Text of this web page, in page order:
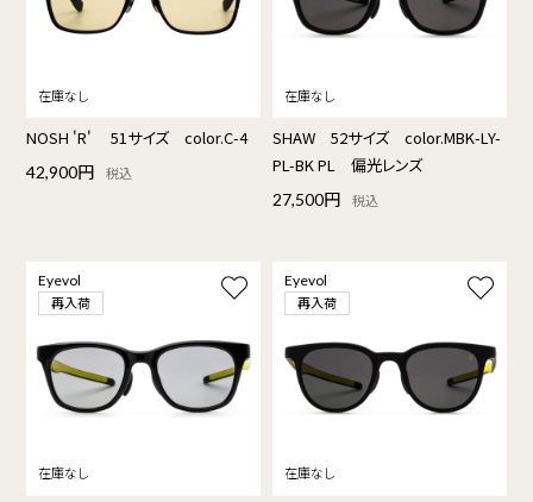
NOSH 'R' 51サイズ color.C-4
42,900円 税込
SHAW 52サイズ color.MBK-LY-
PL-BK PL 偏光レンズ
27,500円 税込
Eyevol
再入荷
Eyevol
再入荷